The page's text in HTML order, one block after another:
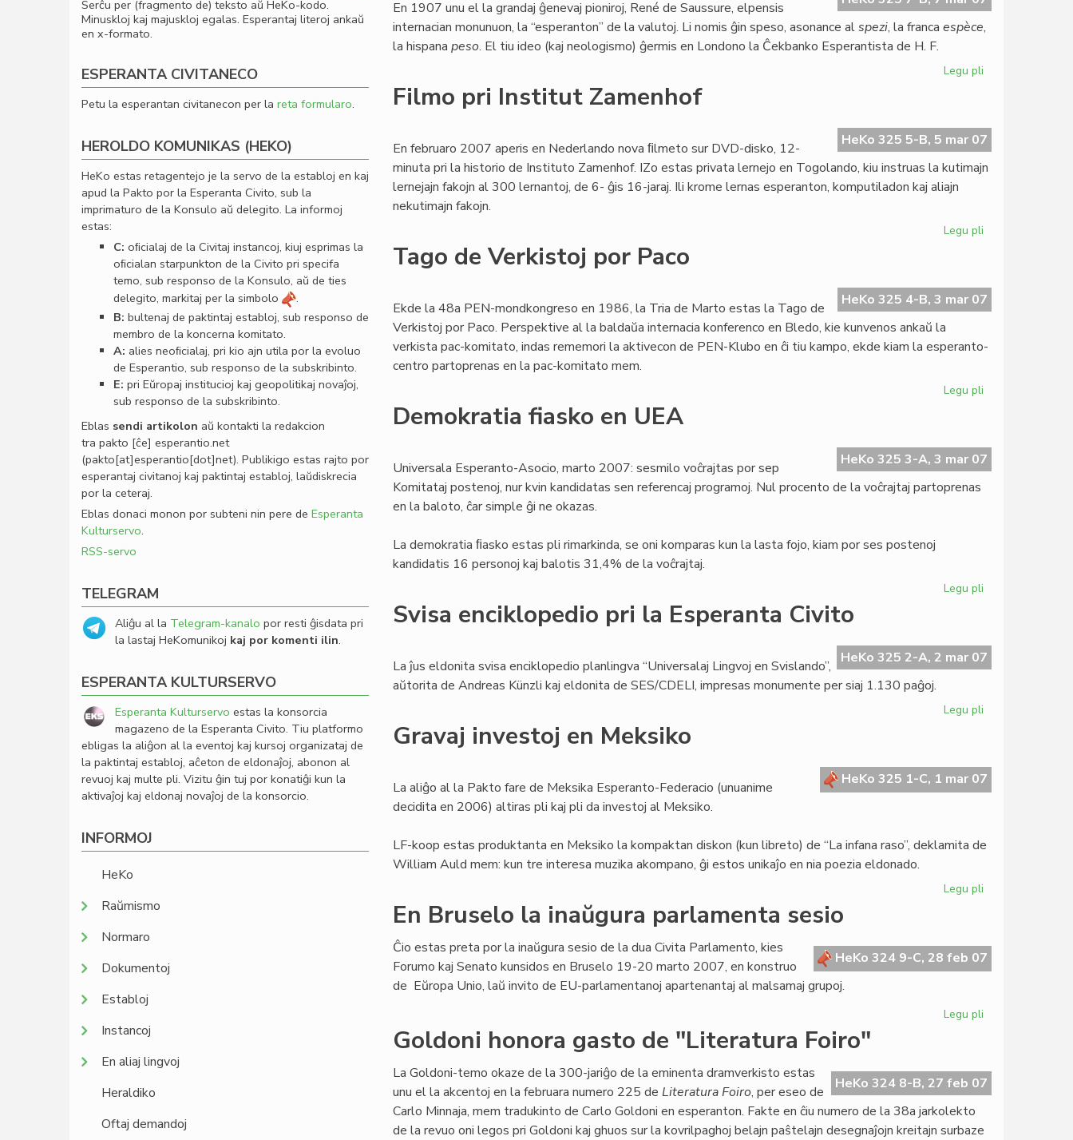
En 1907 unu el la grandaj ĝenevaj pioniroj, René de Saussure, elpensis
internacian monunuon, la “esperanton” de la valutoj. Li nomis ĝin speso, asonance alspezi, la franca espèce,
la hispana peso. El tiu ideo (kaj neologismo) ĝermis en Londono la Ĉekbanko Esperantista de H. F.
Legu pli
centjara
Filmo pri Institut Zamenhof
HeKo 325 5-B, 5 mar 07
En februaro 2007 aperis en Nederlando nova ﬁlmeto sur DVD-disko, 12-
minuta pri la historio de Instituto Zamenhof. IZo estas privata lernejo en Togolando, kiu instruas la kutimajn
lernejajn fakojn al 300 lernantoj, de 6- ĝis 16-jaraj. Ili krome lernas esperanton, komputiladon kaj aliajn
nekutimajn fakojn.
Legu pli
Zamenhof
Tago de Verkistoj por Paco
HeKo 325 4-B, 3 mar 07
Ekde la 48a PEN-mondkongreso en 1986, la Tria de Marto estas la Tago de
Verkistoj por Paco. Perspektive al la baldaŭa internacia konferenco en Bledo, kie kunvenos ankaŭ la
verkista pac-komitato, indas rememori la aktivecon de PEN-Klubo en ĉi tiu kampo, ekde kiam la esperanto-
centro partoprenas en la pac-komitato mem.
Legu pli
por
Paco
Demokratia fiasko en UEA
HeKo 325 3-A, 3 mar 07
Universala Esperanto-Asocio, marto 2007: sesmilo voĉrajtas por sep
Komitataj postenoj, nur kvin kandidatas sen referencaj programoj. Nul procento de la voĉrajtaj partoprenas
en la baloto, ĉar simple ĝi ne okazas.
La demokratia ﬁasko estas pli rimarkinda, se oni komparas kun la lasta fojo, kiam por ses postenoj
kandidatis 16 personoj kaj balotis 31,4% de la voĉrajtaj.
Legu pli
UEA
Svisa enciklopedio pri la Esperanta Civito
HeKo 325 2-A, 2 mar 07
La ĵus eldonita svisa enciklopedio planlingva “Universalaj Lingvoj en Svislando”,
aŭtorita de Andreas Künzli kaj eldonita de SES/CDELI, impresas monumente per siaj 1.130 paĝoj.
Legu pli
la
Esperanta
Gravaj investoj en Meksiko
HeKo 325 1-C, 1 mar 07
La aliĝo al la Pakto fare de Meksika Esperanto-Federacio (unuanime
decidita en 2006) altiras pli kaj pli da investoj al Meksiko.
LF-koop estas produktanta en Meksiko la kompaktan diskon (kun libreto) de “La infana raso”, deklamita de
William Auld mem: kun tre interesa muzika akompano, ĝi estos unikaĵo en nia poezia eldonado.
Legu pli
Meksiko
En Bruselo la inaŭgura parlamenta sesio
HeKo 324 9-C, 28 feb 07
Ĉio estas preta por la inaŭgura sesio de la dua Civita Parlamento, kies
Forumo kaj Senato kunsidos en Bruselo 19-20 marto 2007, en konstruo
de Eŭropa Unio, laŭ invito de EU-parlamentanoj apartenantaj al malsamaj grupoj.
Legu pli
inaŭgura
parlamenta
Goldoni honora gasto de "Literatura Foiro"
HeKo 324 8-B, 27 feb 07
La Goldoni-temo okaze de la 300-jariĝo de la eminenta dramverkisto estas
unu el la akcentoj en la februara numero 225 de Literatura Foiro, per eseo de
Carlo Minnaja, mem tradukinto de Carlo Goldoni en esperanton. Fakte en ĉiu numero de la 38a jarkolekto
de la revuo oni legos pri Goldoni kaj ghuos sur la kovrilpaghoj belajn paŝtelajn desegnaĵojn kreitajn surbaze
Serĉu per (fragmento de) teksto aŭ HeKo-kodo.
Minuskloj kaj majuskloj egalas. Esperantaj literoj ankaŭ
en x-formato.
ESPERANTA CIVITANECO
Petu la esperantan civitanecon per la reta formularo.
HEROLDO KOMUNIKAS (HEKO)
HeKo estas retagentejo je la servo de la establoj en kaj
apud la Pakto por la Esperanta Civito, sub la
imprimaturo de la Konsulo aŭ delegito. La informoj
estas:
C: oﬁcialaj de la Civitaj instancoj, kiuj esprimas la
oﬁcialan starpunkton de la Civito pri specifa
temo, sub responso de la Konsulo, aŭ de ties
delegito, markitaj per la simbolo
.
B: bultenaj de paktintaj establoj, sub responso de
membro de la koncerna komitato.
A: alies neoﬁcialaj, pri kio ajn utila por la evoluo
de Esperantio, sub responso de la subskribinto.
E: pri Eŭropaj institucioj kaj geopolitikaj novaĵoj,
sub responso de la subskribinto.
Eblas sendi artikolon aŭ kontakti la redakcion
tra pakto [ĉe] esperantio.net
(pakto[at]esperantio[dot]net). Publikigo estas rajto por
esperantaj civitanoj kaj paktintaj establoj, laŭdiskrecia
por la ceteraj.
Eblas donaci monon por subteni nin pere de Esperanta
Kulturservo.
RSS-servo
TELEGRAM
Aliĝu al la Telegram-kanalo por resti ĝisdata pri
la lastaj HeKomunikoj kaj por komenti ilin.
ESPERANTA KULTURSERVO
Esperanta Kulturservo estas la konsorcia
magazeno de la Esperanta Civito. Tiu platformo
ebligas la aliĝon al la eventoj kaj kursoj organizataj de
la paktintaj establoj, aĉeton de eldonaĵoj, abonon al
revuoj kaj multe pli. Vizitu ĝin tuj por konatiĝi kun la
aktivaĵoj kaj eldonaj novaĵoj de la konsorcio.
INFORMOJ
HeKo
Raŭmismo
Normaro
Dokumentoj
Establoj
Instancoj
En aliaj lingvoj
Heraldiko
Oftaj demandoj